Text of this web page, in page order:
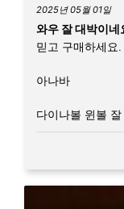
2025년 05월 01일
와우 잘 대박이네
믿고 구매하세요.
아나바
다이나볼 윈볼